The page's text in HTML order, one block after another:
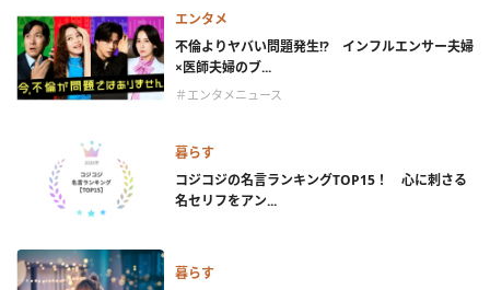
エンタメ
不倫よりヤバい問題発生!? インフルエンサー夫婦
×医師夫婦のブ...
＃エンタメニュース
暮らす
コジコジの名言ランキングTOP15！ 心に刺さる
名セリフをアン...
暮らす